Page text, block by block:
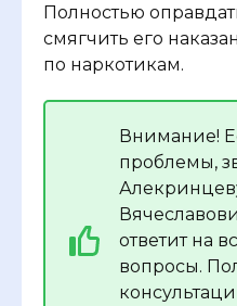
Полностью
смягчить его
по наркотикам.
Внимание!
проблемы,
ответит на
вопросы.